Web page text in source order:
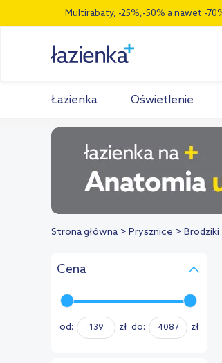
Multirabaty, -25%,-50% a nawet -
Łazienka Oświetlenie
Strona główna Prysznice Brodziki
Cena
od: zł do: zł